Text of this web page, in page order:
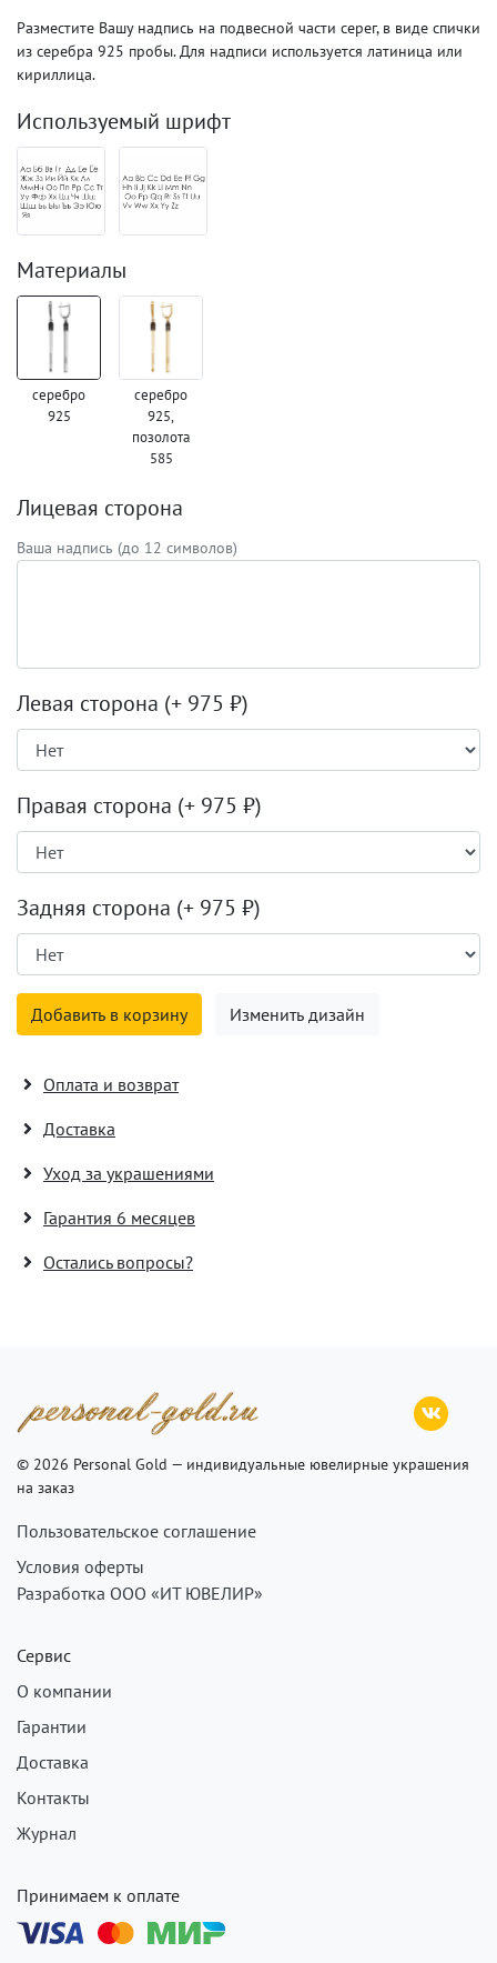
Разместите Вашу надпись на подвесной части серег, в виде спички
из серебра 925 пробы. Для надписи используется латиница или
кириллица.
Используемый шрифт
Материалы
серебро
925
серебро
925,
позолота
585
Лицевая сторона
Ваша надпись (до 12 символов)
Левая сторона (+ 975 ₽)
Правая сторона (+ 975 ₽)
Задняя сторона (+ 975 ₽)
Добавить в корзину Изменить дизайн
Оплата и возврат
Доставка
Уход за украшениями
Гарантия 6 месяцев
Остались вопросы?
© 2026 Personal Gold — индивидуальные ювелирные украшения
на заказ
Пользовательское соглашение
Условия оферты
Разработка ООО «ИТ ЮВЕЛИР»
Сервис
О компании
Гарантии
Доставка
Контакты
Журнал
Принимаем к оплате